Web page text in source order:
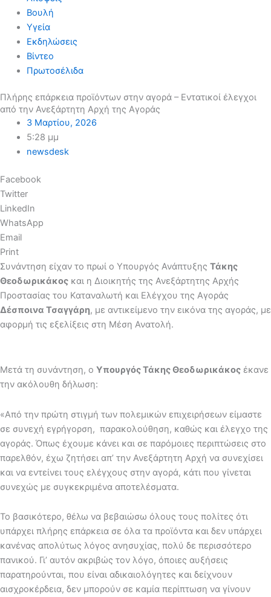
Βουλή
Υγεία
Εκδηλώσεις
Βίντεο
Πρωτοσέλιδα
Πλήρης επάρκεια προϊόντων στην αγορά – Εντατικοί έλεγχοι
από την Ανεξάρτητη Αρχή της Αγοράς
3 Μαρτίου, 2026
5:28 μμ
newsdesk
Facebook
Twitter
LinkedIn
WhatsApp
Email
Print
Συνάντηση είχαν το πρωί ο Υπουργός Ανάπτυξης Τάκης
Θεοδωρικάκος και η Διοικητής της Ανεξάρτητης Αρχής
Προστασίας του Καταναλωτή και Ελέγχου της Αγοράς
Δέσποινα Τσαγγάρη, με αντικείμενο την εικόνα της αγοράς, με
αφορμή τις εξελίξεις στη Μέση Ανατολή.
Μετά τη συνάντηση, ο Υπουργός Τάκης Θεοδωρικάκος έκανε
την ακόλουθη δήλωση:
«Από την πρώτη στιγμή των πολεμικών επιχειρήσεων είμαστε
σε συνεχή εγρήγορση, παρακολούθηση, καθώς και έλεγχο της
αγοράς. Όπως έχουμε κάνει και σε παρόμοιες περιπτώσεις στο
παρελθόν, έχω ζητήσει απ’ την Ανεξάρτητη Αρχή να συνεχίσει
και να εντείνει τους ελέγχους στην αγορά, κάτι που γίνεται
συνεχώς με συγκεκριμένα αποτελέσματα.
Το βασικότερο, θέλω να βεβαιώσω όλους τους πολίτες ότι
υπάρχει πλήρης επάρκεια σε όλα τα προϊόντα και δεν υπάρχει
κανένας απολύτως λόγος ανησυχίας, πολύ δε περισσότερο
πανικού. Γι’ αυτόν ακριβώς τον λόγο, όποιες αυξήσεις
παρατηρούνται, που είναι αδικαιολόγητες και δείχνουν
αισχροκέρδεια, δεν μπορούν σε καμία περίπτωση να γίνουν